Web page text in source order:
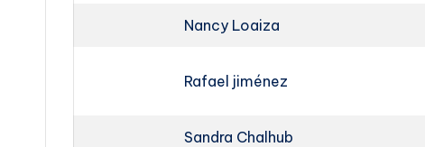
Nancy Loaiza
Rafael jiménez
Sandra Chalhub